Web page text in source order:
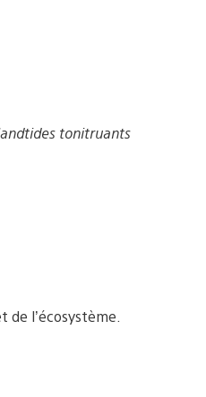
tonitruants
l’écosystème.